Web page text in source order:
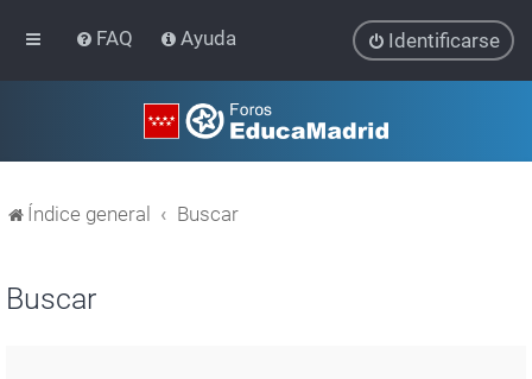
FAQ Ayuda Identificarse
Índice general Buscar
Buscar